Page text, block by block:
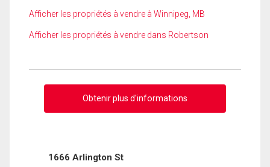
Afficher les propriétés à vendre à Winnipeg, MB
Afficher les propriétés à vendre dans Robertson
Obtenir plus d'informations
1666 Arlington St